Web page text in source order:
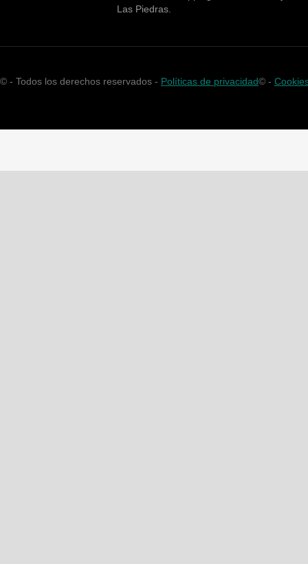
Las Piedras.
© - Todos los derechos reservados - Políticas de privacidad© -